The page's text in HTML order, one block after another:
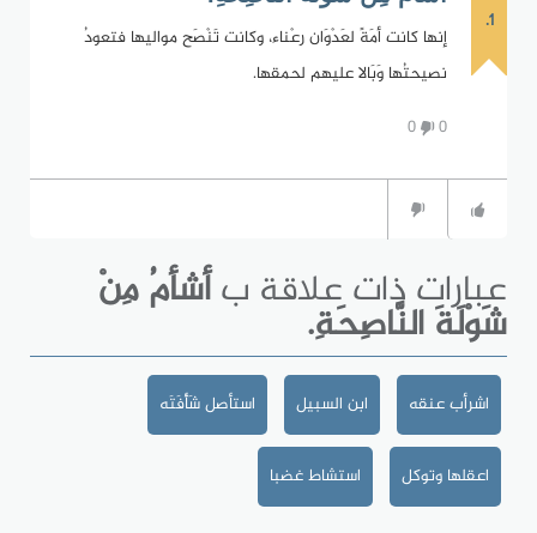
1.
إنها كانت أمَةً لعَدْوَان رعْناء، وكانت تَنْصَح مواليها فتعودُ
نصيحتُها وَبَالا عليهم لحمقها.
0
0
عبارات ذات علاقة بأشأمُ مِنْ
شَوْلَةَ النَّاصِحَةِ.
اشرأب عنقه ابن السبيل استأصل شَأْفَتَه
اعقلها وتوكل استشاط غضبا